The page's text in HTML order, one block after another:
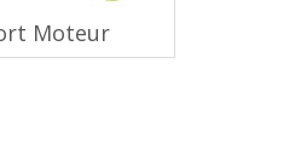
Moteur